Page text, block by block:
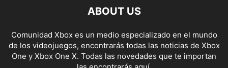
ABOUT US
Comunidad Xbox es un medio especializado en el mundo
de los videojuegos, encontrarás todas las noticias de Xbox
One y Xbox One X. Todas las novedades que te importan